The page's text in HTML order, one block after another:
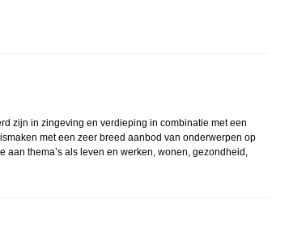
zijn in zingeving en verdieping in combinatie met een
met een zeer breed aanbod van onderwerpen op
thema’s als leven en werken, wonen, gezondheid,